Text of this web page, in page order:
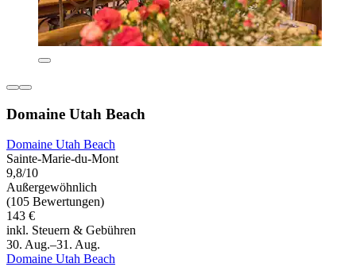
Domaine Utah Beach
Domaine Utah Beach
Sainte-Marie-du-Mont
9,8/10
Außergewöhnlich
(105 Bewertungen)
143 €
inkl. Steuern & Gebühren
30. Aug.–31. Aug.
Domaine Utah Beach